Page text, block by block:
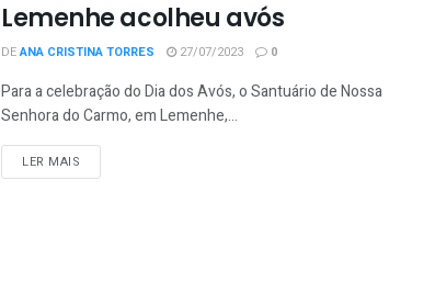
Lemenhe acolheu avós
DEANA CRISTINA TORRES 27/07/2023 0
Para a celebração do Dia dos Avós, o Santuário de Nossa
Senhora do Carmo, em Lemenhe,...
LER MAIS